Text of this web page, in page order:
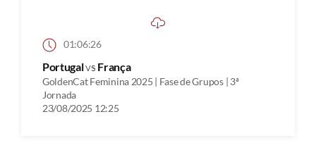
01:06:26
Portugalvs França
GoldenCat Feminina 2025 | Fase de Grupos | 3ª
Jornada
23/08/2025 12:25